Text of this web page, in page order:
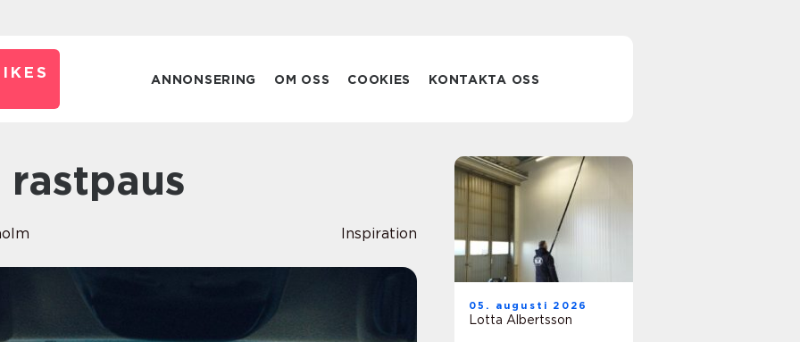
ANNONSERING OM OSS COOKIES KONTAKTA OSS
rastpaus
Inspiration
05. augusti 2026
Lotta Albertsson